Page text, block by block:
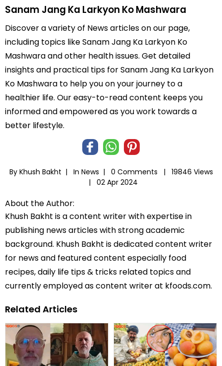
Sanam Jang Ka Larkyon Ko Mashwara
Discover a variety of News articles on our page,
including topics like Sanam Jang Ka Larkyon Ko
Mashwara and other health issues. Get detailed
insights and practical tips for Sanam Jang Ka Larkyon
Ko Mashwara to help you on your journey to a
healthier life. Our easy-to-read content keeps you
informed and empowered as you work towards a
better lifestyle.
By Khush Bakht | In News | 0 Comments |
19846 Views
|
02 Apr 2024
About the Author:
Khush Bakht is a content writer with expertise in
publishing news articles with strong academic
background. Khush Bakht is dedicated content writer
for news and featured content especially food
recipes, daily life tips & tricks related topics and
currently employed as content writer at kfoods.com.
Related Articles